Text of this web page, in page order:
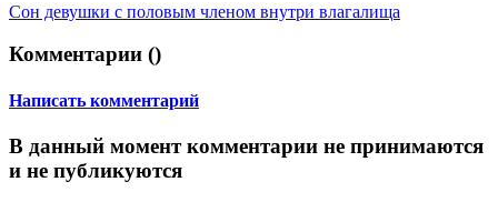
Сон девушки с половым членом внутри влагалища
Комментарии ()
Написать комментарий
В данный момент комментарии не принимаются
и не публикуются